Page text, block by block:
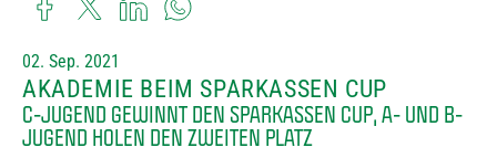
02. Sep. 2021
AKADEMIE BEIM SPARKASSEN CUP
C-JUGEND GEWINNT DEN SPARKASSEN CUP, A- UND B-
JUGEND HOLEN DEN ZWEITEN PLATZ